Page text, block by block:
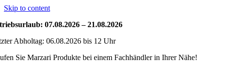
Skip to content
07.08.2026 – 21.08.2026
Abholtag: 06.08.2026 bis 12 Uhr
Sie Marzari Produkte bei einem Fachhändler in Ihrer Nähe!